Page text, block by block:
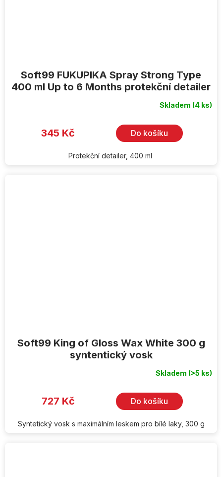
Soft99 FUKUPIKA Spray Strong Type
400 ml Up to 6 Months protekční detailer
Skladem (4 ks)
345 Kč Do košíku
Protekční detailer, 400 ml
Soft99 King of Gloss Wax White 300 g
syntentický vosk
Skladem (>5 ks)
727 Kč Do košíku
Syntetický vosk s maximálním leskem pro bílé laky, 300 g